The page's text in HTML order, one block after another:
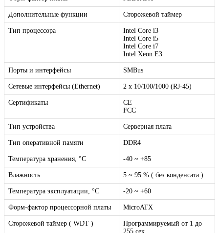
Дополнительные функции Сторожевой таймер
Тип процессора
Intel Core i3
Intel Core i5
Intel Core i7
Intel Xeon E3
Порты и интерфейсы SMBus
Сетевые интерфейсы (Ethernet) 2 x 10/100/1000 (RJ-45)
Сертификаты
CE
FCC
Тип устройства Серверная плата
Тип оперативной памяти DDR4
Температура хранения, °C -40 ~ +85
Влажность 5 ~ 95 % ( без конденсата )
Температура эксплуатации, °C -20 ~ +60
Форм-фактор процессорной платы MicroATX
Сторожевой таймер ( WDT )
Программируемый от 1 до
255 сек.